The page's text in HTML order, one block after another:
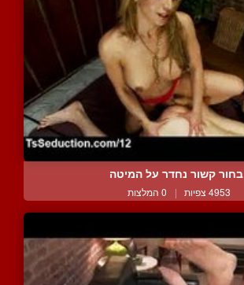
בחור קשור נחדר על המיטה
4953 צפיות | 0 המלצות